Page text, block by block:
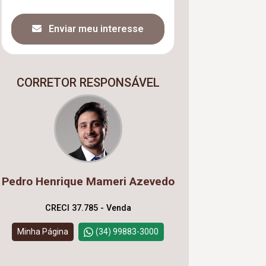
Enviar meu interesse
CORRETOR RESPONSÁVEL
Pedro Henrique Mameri Azevedo
CRECI 37.785 - Venda
Minha Página (34) 99883-3000